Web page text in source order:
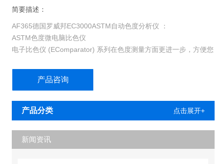
简要描述：
AF365德国罗威邦EC3000ASTM自动色度分析仪 ：
ASTM色度微电脑比色仪
电子比色仪 (EComparator) 系列在色度测量方面更进一步，方便您
示观察色差。
产品咨询
产品分类 点击展开+
新闻资讯